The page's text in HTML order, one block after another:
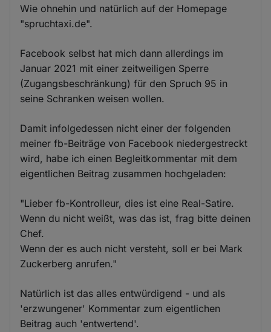
Wie ohnehin und natürlich auf der Homepage
"spruchtaxi.de".
Facebook selbst hat mich dann allerdings im
Januar 2021 mit einer zeitweiligen Sperre
(Zugangsbeschränkung) für den Spruch 95 in
seine Schranken weisen wollen.
Damit infolgedessen nicht einer der folgenden
meiner fb-Beiträge von Facebook niedergestreckt
wird, habe ich einen Begleitkommentar mit dem
eigentlichen Beitrag zusammen hochgeladen:
"Lieber fb-Kontrolleur, dies ist eine Real-Satire.
Wenn du nicht weißt, was das ist, frag bitte deinen
Chef.
Wenn der es auch nicht versteht, soll er bei Mark
Zuckerberg anrufen."
Natürlich ist das alles entwürdigend - und als
'erzwungener' Kommentar zum eigentlichen
Beitrag auch 'entwertend'.